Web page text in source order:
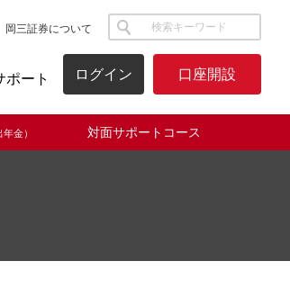
岡三証券について サイト内検索
ポート ログイン 口座開設
金） 対面サポートコース